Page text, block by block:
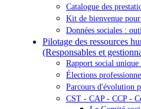
Catalogue des
Kit de bienvenue
Données sociales :
Pilotage des ressources
(Responsables et
Rapport social unique
Élections
Parcours d'évolution
CST - CAP - CCP -